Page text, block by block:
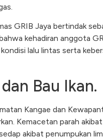
GRIB Jaya bertindak
kehadiran anggota
lalu lintas serta
Bau Ikan.
Kangae dan
Kemacetan parah
akibat penumpukan